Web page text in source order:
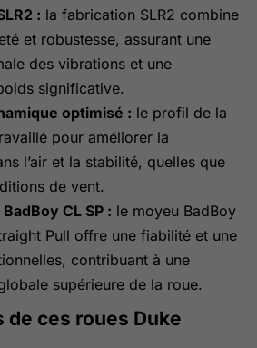
: la fabrication SLR2 combine
et robustesse, assurant une
des vibrations et une
significative.
optimisé : le profil de la
pour améliorer la
l’air et la stabilité, quelles que
de vent.
CL SP : le moyeu BadBoy
Pull offre une fiabilité et une
contribuant à une
supérieure de la roue.
de ces roues Duke